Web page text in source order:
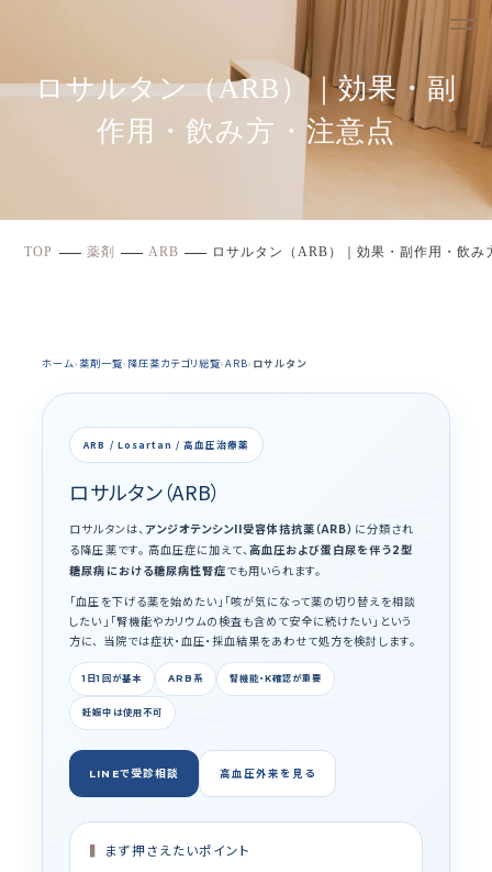
ロサルタン（ARB）｜効果・副
作用・飲み方・注意点
TOP 薬剤 ARB ロサルタン（ARB）｜効果・副作用・飲み
ホーム› 薬剤一覧› 降圧薬カテゴリ総覧›ARB› ロサルタン
ARB / Losartan / 高血圧治療薬
ロサルタン（ARB）
ロサルタンは、 アンジオテンシンII受容体拮抗薬（ARB） に分類され
る降圧薬です。 高血圧症に加えて、高血圧および蛋白尿を伴う2型
糖尿病における糖尿病性腎症でも用いられます。
「血圧を下げる薬を始めたい」「咳が気になって薬の切り替えを相談
したい」「腎機能やカリウムの検査も含めて安全に続けたい」という
方に、 当院では症状・血圧・採血結果をあわせて処方を検討します。
1日1回が基本 ARB系 腎機能・K確認が重要
妊娠中は使用不可
LINEで受診相談 高血圧外来を見る
まず押さえたいポイント